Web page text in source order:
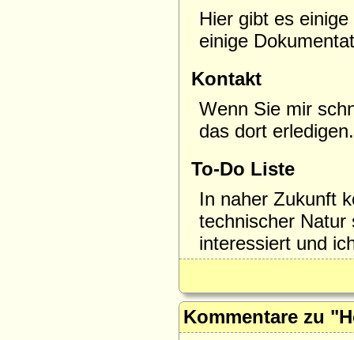
Hier gibt es
einige
Kontakt
Wenn Sie mir
das dort erledigen.
To-Do Liste
In naher Zukunft
technischer Natur
interessiert und
Kommentare zu